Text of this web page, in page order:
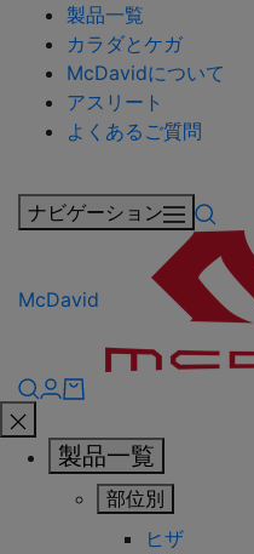
製品一覧
カラダとケガ
McDavidについて
アスリート
よくあるご質問
ナビゲーション
McDavid
製品一覧
部位別
ヒザ